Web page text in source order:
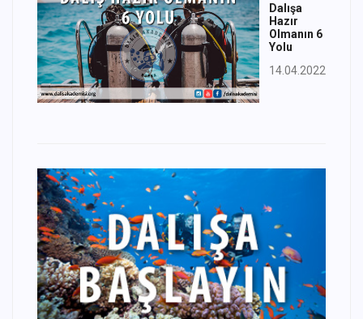
Dalışa
Hazır
Olmanın 6
Yolu
14.04.2022